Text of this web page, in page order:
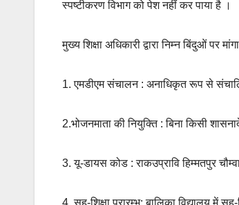
स्पष्टीकरण विभाग को पेश नहीं कर पाया है ।
मुख्य शिक्षा अधिकारी द्वारा निम्न बिंदुओं पर
1. एमडीएम संचालन : अनाधिकृत रूप से
2.भोजनमाता की नियुक्ति : बिना किसी
3. यू-डायस कोड : राकउप्रावि हिम्मतपुर
4. सह-शिक्षा प्रारम्भ: बालिका विद्यालय में